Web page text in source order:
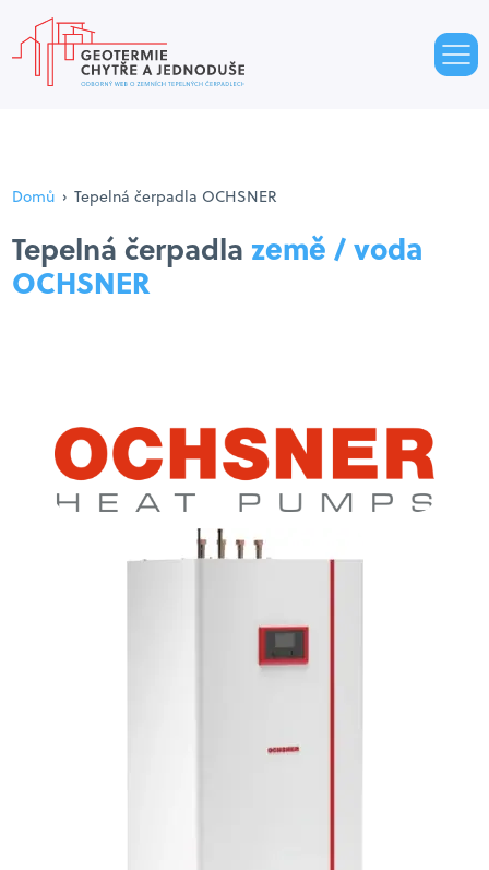
Domů › Tepelná čerpadla OCHSNER
Tepelná čerpadla země / voda
OCHSNER